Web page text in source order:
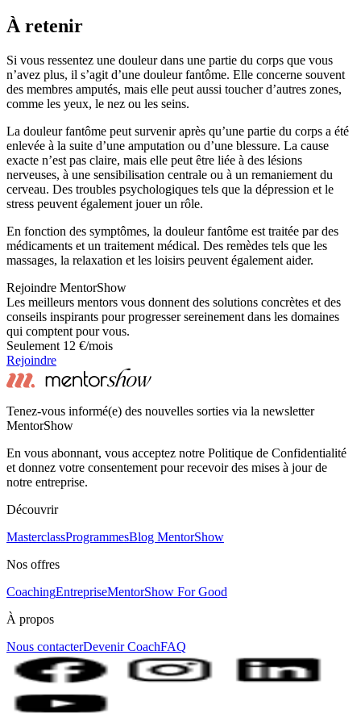
À retenir
Si vous ressentez une douleur dans une partie du corps que vous
n’avez plus, il s’agit d’une douleur fantôme. Elle concerne souvent
des membres amputés, mais elle peut aussi toucher d’autres zones,
comme les yeux, le nez ou les seins.
La douleur fantôme peut survenir après qu’une partie du corps a été
enlevée à la suite d’une amputation ou d’une blessure. La cause
exacte n’est pas claire, mais elle peut être liée à des lésions
nerveuses, à une sensibilisation centrale ou à un remaniement du
cerveau. Des troubles psychologiques tels que la dépression et le
stress peuvent également jouer un rôle.
En fonction des symptômes, la douleur fantôme est traitée par des
médicaments et un traitement médical. Des remèdes tels que les
massages, la relaxation et les loisirs peuvent également aider.
Rejoindre MentorShow
Les meilleurs mentors vous donnent des solutions concrètes et des
conseils inspirants pour progresser sereinement dans les domaines
qui comptent pour vous.
Seulement 12 €/mois
Rejoindre
Tenez-vous informé(e) des nouvelles sorties via la newsletter
MentorShow
En vous abonnant, vous acceptez notre Politique de Confidentialité
et donnez votre consentement pour recevoir des mises à jour de
notre entreprise.
Découvrir
MasterclassProgrammesBlog MentorShow
Nos offres
CoachingEntrepriseMentorShow For Good
À propos
Nous contacterDevenir CoachFAQ